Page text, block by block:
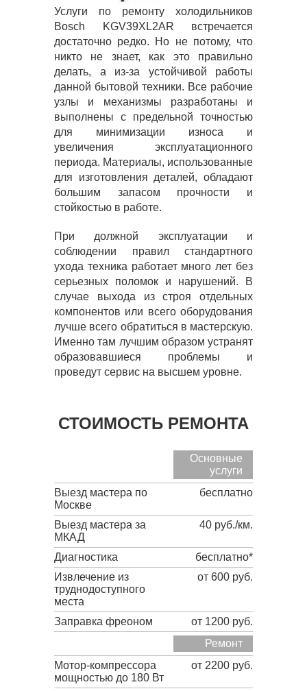
Услуги по ремонту холодильников
Bosch KGV39XL2AR встречается
достаточно редко. Но не потому, что
никто не знает, как это правильно
делать, а из-за устойчивой работы
данной бытовой техники. Все рабочие
узлы и механизмы разработаны и
выполнены с предельной точностью
для минимизации износа и
увеличения эксплуатационного
периода. Материалы, использованные
для изготовления деталей, обладают
большим запасом прочности и
стойкостью в работе.
При должной эксплуатации и
соблюдении правил стандартного
ухода техника работает много лет без
серьезных поломок и нарушений. В
случае выхода из строя отдельных
компонентов или всего оборудования
лучше всего обратиться в мастерскую.
Именно там лучшим образом устранят
образовавшиеся проблемы и
проведут сервис на высшем уровне.
СТОИМОСТЬ РЕМОНТА
Основные
услуги
Выезд мастера по
Москве
бесплатно
Выезд мастера за
МКАД
40 руб./км.
Диагностика
бесплатно*
Извлечение из
труднодоступного
места
от 600 руб.
Заправка фреоном
от 1200 руб.
Ремонт
Мотор-компрессора
мощностью до 180 Вт
от 2200 руб.